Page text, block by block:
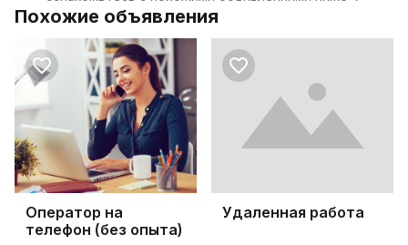
Похожие объявления
Оператор на
телефон (без опыта)
Удаленная работа